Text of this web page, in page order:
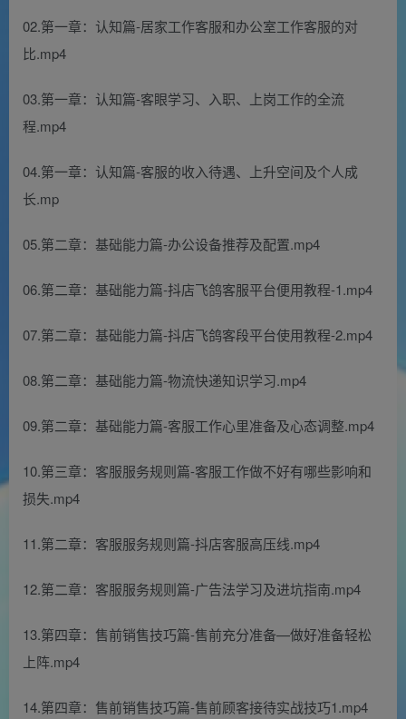
02.第一章：认知篇-居家工作客服和办公室工作客服的对
比.mp4
03.第一章：认知篇-客眼学习、入职、上岗工作的全流
程.mp4
04.第一章：认知篇-客服的收入待遇、上升空间及个人成
长.mp
05.第二章：基础能力篇-办公设备推荐及配置.mp4
06.第二章：基础能力篇-抖店飞鸽客服平台便用教程-1.mp4
07.第二章：基础能力篇-抖店飞鸽客段平台使用教程-2.mp4
08.第二章：基础能力篇-物流快递知识学习.mp4
09.第二章：基础能力篇-客服工作心里准备及心态调整.mp4
10.第三章：客服服务规则篇-客服工作做不好有哪些影响和
损失.mp4
11.第二章：客服服务规则篇-抖店客服高压线.mp4
12.第二章：客服服务规则篇-广告法学习及进坑指南.mp4
13.第四章：售前销售技巧篇-售前充分准备—做好准备轻松
上阵.mp4
14.第四章：售前销售技巧篇-售前顾客接待实战技巧1.mp4